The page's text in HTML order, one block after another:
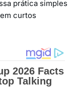
prática simples
curtos